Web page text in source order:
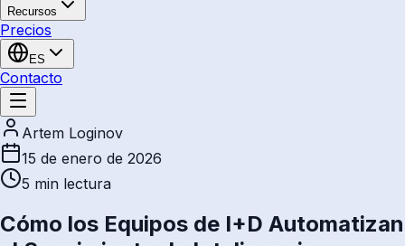
Recursos
Precios
ES
Contacto
Artem Loginov
15 de enero de 2026
5 min lectura
Cómo los Equipos de I+D Automatizan